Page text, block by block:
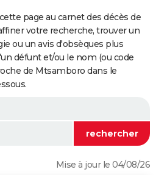
page au carnet des décès de
votre recherche, trouver un
ou un avis d'obsèques plus
défunt et/ou le nom (ou code
de Mtsamboro dans le
Mise à jour le 04/08/26